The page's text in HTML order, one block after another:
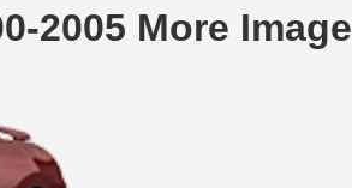
2005 More